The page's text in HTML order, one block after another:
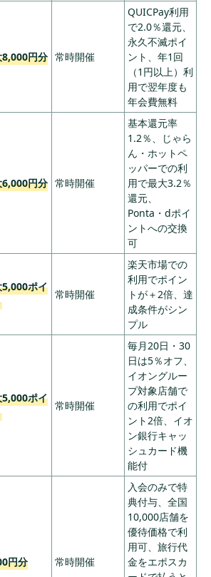
ント（200万円
分）： 20,000ポ
イント
⑤入会ボーナ
ス： 2,000マイ
ル
・新規入会でも
れなく年会費無
料
・入会後3ヶ月以
内に20万円の利
用＋公式アプリ
のサインオンで1
0,000円キャッシ
ュバック
最大31,000
※100万円利
①新規入会＆ス
マホのタッチ決
済1回以上の利用
で7,000ポイント
②新規入会＆5
万円以上ご利用
または10万円以
上ご利用で最大
6,000円相当のV
ポイント
③SBI証券口座
解説プランで最
大18,000円相当
のVポイント
入会日から2ヵ月
後末日までに以
下条件を達成す
るとグローバル
ポイントをプレ
ゼント
①新規入会キャ
ンペーン登録＆
円分 常時開催
QUICPay利用
で2.0％還元、
永久不滅ポイ
ント、年1回
（1円以上）利
用で翌年度も
年会費無料
円分 常時開催
基本還元率
1.2％、じゃら
ん・ホットペ
ッパーでの利
用で最大3.2％
還元、
Ponta・dポイ
ントへの交換
可
ポイ
常時開催
楽天市場での
利用でポイン
トが＋2倍、達
成条件がシン
プル
ポイ
常時開催
毎月20日・30
日は5％オフ、
イオングルー
プ対象店舗で
の利用でポイ
ント2倍、イオ
ン銀行キャッ
シュカード機
能付
円分 常時開催
入会のみで特
典付与、全国
10,000店舗を
優待価格で利
用可、旅行代
金をエポスカ